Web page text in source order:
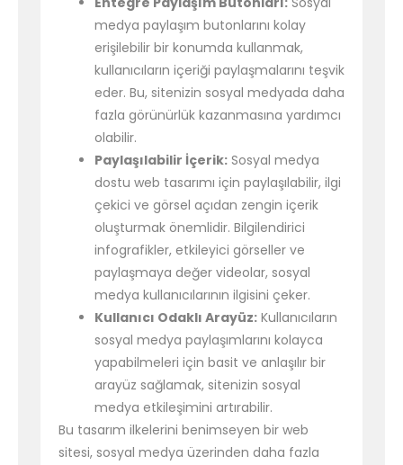
medya paylaşım butonlarını kolay
erişilebilir bir konumda kullanmak,
kullanıcıların içeriği paylaşmalarını teşvik
eder. Bu, sitenizin sosyal medyada daha
fazla görünürlük kazanmasına yardımcı
olabilir.
Paylaşılabilir İçerik: Sosyal medya
dostu web tasarımı için paylaşılabilir, ilgi
çekici ve görsel açıdan zengin içerik
oluşturmak önemlidir. Bilgilendirici
infografikler, etkileyici görseller ve
paylaşmaya değer videolar, sosyal
medya kullanıcılarının ilgisini çeker.
Kullanıcı Odaklı Arayüz: Kullanıcıların
sosyal medya paylaşımlarını kolayca
yapabilmeleri için basit ve anlaşılır bir
arayüz sağlamak, sitenizin sosyal
medya etkileşimini artırabilir.
Bu tasarım ilkelerini benimseyen bir web
sitesi, sosyal medya üzerinden daha fazla